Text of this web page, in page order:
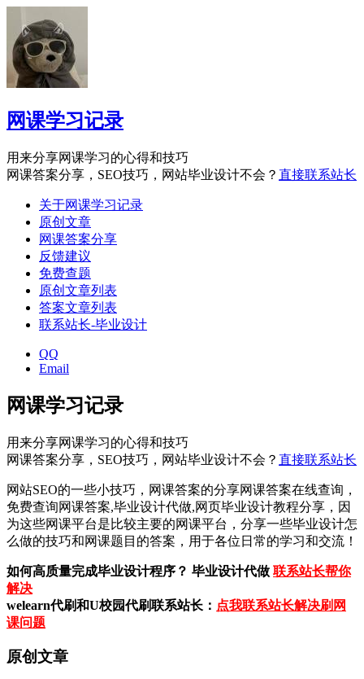
网课学习记录
用来分享网课学习的心得和技巧
网课答案分享，SEO技巧，网站毕业设计不会？ 直接联系站长
关于网课学习记录
原创文章
网课答案分享
反馈建议
免费查题
原创文章列表
答案文章列表
联系站长-毕业设计
QQ
Email
网课学习记录
用来分享网课学习的心得和技巧
网课答案分享，SEO技巧，网站毕业设计不会？ 直接联系站长
网站SEO的一些小技巧，网课答案的分享网课答案在线查询，
免费查询网课答案,毕业设计代做,网页毕业设计教程分享，因
为这些网课平台是比较主要的网课平台，分享一些毕业设计怎
么做的技巧和网课题目的答案，用于各位日常的学习和交流！
如何高质量完成毕业设计程序？ 毕业设计代做 联系站长帮你
解决
welearn代刷和U校园代刷联系站长： 点我联系站长解决刷网
课问题
原创文章